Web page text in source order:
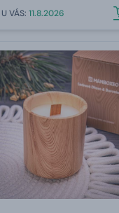
U VÁS: 11.8.2026